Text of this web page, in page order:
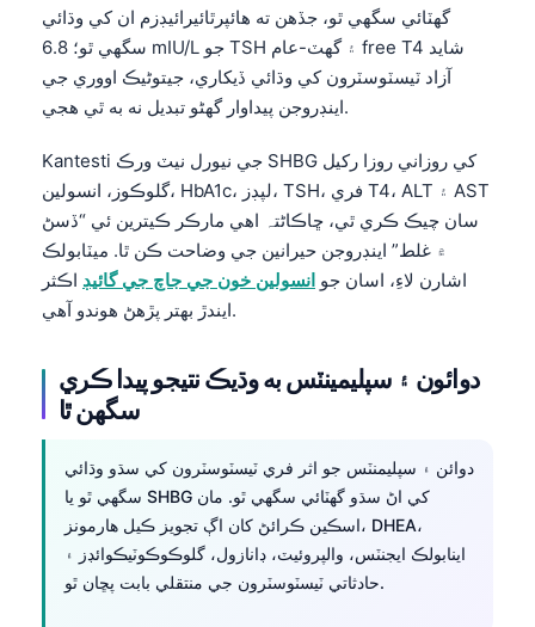
گهٽائي سگهي ٿو، جڏهن ته هائپرٿائيرائيڊزم ان کي وڌائي
سگهي ٿو؛ 6.8 mIU/L جو TSH ۽ گهٽ-عام free T4 شايد
آزاد ٽيسٽوسٽرون کي وڌائي ڏيکاري، جيتوڻيڪ اووري جي
اينڊروجن پيداوار گهڻو تبديل نه به ٿي هجي.
Kantesti جي نيورل نيٽ ورڪ SHBG کي روزاني روزا رکيل
گلوڪوز، انسولين، HbA1c، لپڊز، TSH، فري T4، ALT ۽ AST
سان چيڪ ڪري ٿي، ڇاڪاڻ⁠تہ اهي مارڪر ڪيترين ئي “ڏسڻ
۾ غلط” اينڊروجن حيرانين جي وضاحت ڪن ٿا. ميٽابولڪ
اشارن لاءِ، اسان جو انسولين خون جي جاچ جي گائيڊ اڪثر
ايندڙ بهتر پڙهڻ هوندو آهي.
دوائون ۽ سپليمينٽس به وڌيڪ نتيجو پيدا ڪري
سگهن ٿا
دوائن ۽ سپليمنٽس جو اثر فري ٽيسٽوسٽرون کي سڌو وڌائي
سگهي ٿو يا SHBG کي اڻ سڌو گهٽائي سگهي ٿو. مان
اسڪين ڪرائڻ کان اڳ تجويز ڪيل هارمونز، DHEA،
اينابولڪ ايجنٽس، والپروئيٽ، ڊانازول، گلوڪوڪوٽيڪوائڊز ۽
حادثاتي ٽيسٽوسٽرون جي منتقلي بابت پڇان ٿو.